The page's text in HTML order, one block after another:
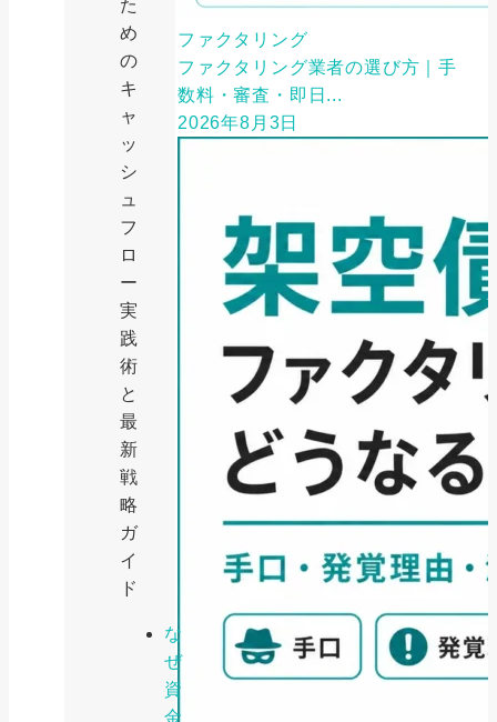
た
め
の
キ
ャ
ッ
シ
ュ
フ
ロ
ー
実
践
術
と
最
新
戦
略
ガ
イ
ド
な
ぜ
資
金
ファクタリング
ファクタリング業者の選び方｜手
数料・審査・即日...
2026年8月3日